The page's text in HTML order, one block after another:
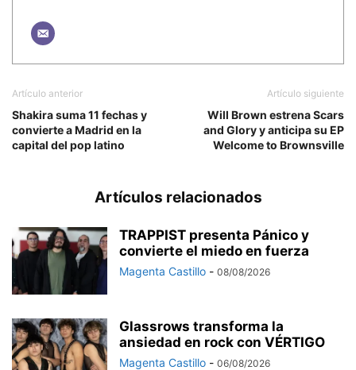
Artículo anterior
Shakira suma 11 fechas y
convierte a Madrid en la
capital del pop latino
Artículo siguiente
Will Brown estrena Scars
and Glory y anticipa su EP
Welcome to Brownsville
Artículos relacionados
TRAPPIST presenta Pánico y
convierte el miedo en fuerza
Magenta Castillo - 08/08/2026
Glassrows transforma la
ansiedad en rock con VÉRTIGO
Magenta Castillo - 06/08/2026